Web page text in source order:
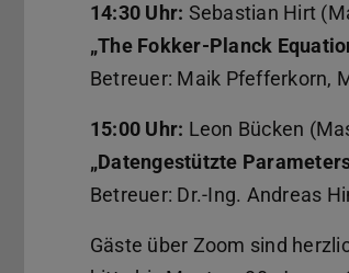
14:30 Uhr: Sebastian Hirt
„The Fokker-Planck
Betreuer: Maik Pfefferkorn,
15:00 Uhr: Leon Bücken
„Datengestützte
Betreuer: Dr.-Ing. Andreas
Gäste über Zoom sind